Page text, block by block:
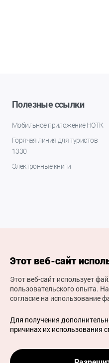
Полезные ссылки
Мобильное приложение НОТК
Горячая линия для туристов
1330
Электронные книги
(с) Национальная
права защищены
Для извещения об
работой веб-сайта,
официальный адрес
russian@knto.or.kr
Этот веб-сайт
Этот веб-сайт использует
пользовательского опыта.
согласие на использование
Для получения
причинах их использования